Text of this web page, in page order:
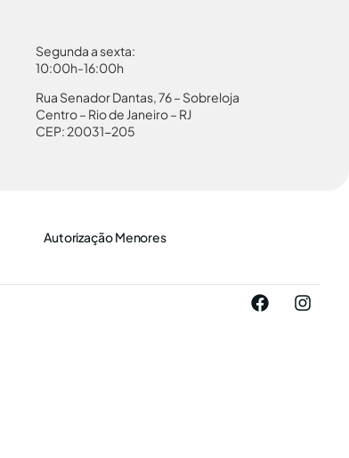
Segunda a sexta:
10:00h-16:00h
Rua Senador Dantas, 76 – Sobreloja
Centro – Rio de Janeiro – RJ
CEP: 20031-205
Autorização Menores